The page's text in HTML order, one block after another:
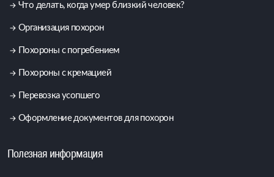
Что делать, когда умер близкий человек?
Организация похорон
Похороны с погребением
Похороны с кремацией
Перевозка усопшего
Оформление документов для похорон
Полезная информация